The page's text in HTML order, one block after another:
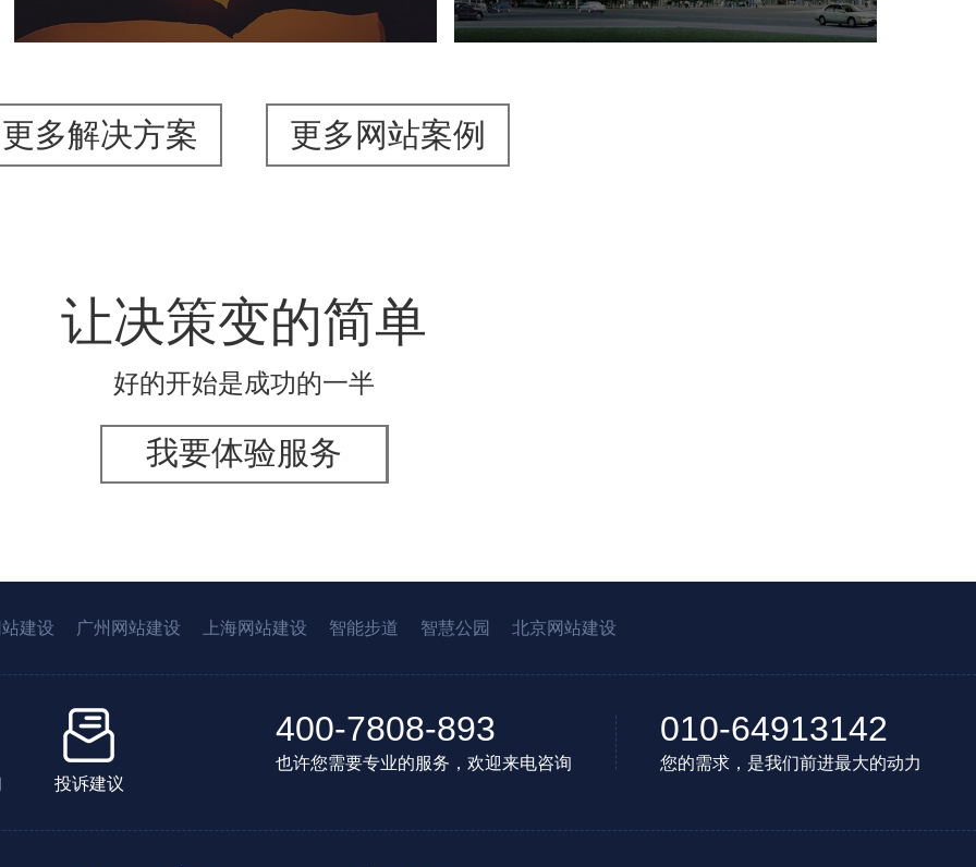
更多解决方案 更多网站案例
让决策变的简单
好的开始是成功的一半
我要体验服务
建设 广州网站建设 上海网站建设 智能步道 智慧公园 北京网站建设
投诉建议
400-7808-893
也许您需要专业的服务，欢迎来电咨询
010-64913142
您的需求，是我们前进最大的动力